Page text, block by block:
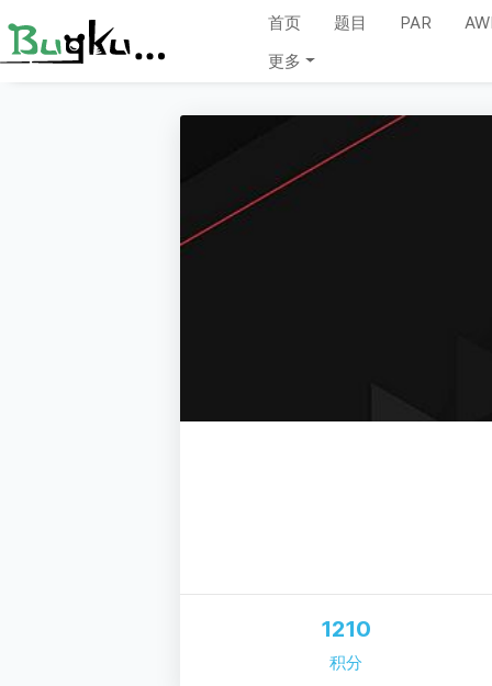
首页 题目 PAR
更多
1210
积分